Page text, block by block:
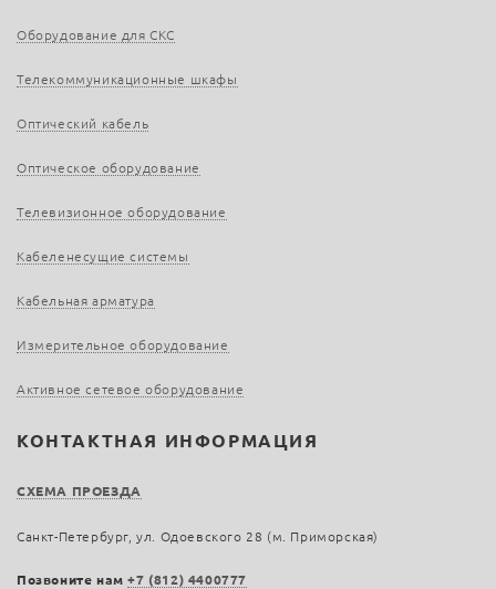
Оборудование для СКС
Телекоммуникационные шкафы
Оптический кабель
Оптическое оборудование
Телевизионное оборудование
Кабеленесущие системы
Кабельная арматура
Измерительное оборудование
Активное сетевое оборудование
КОНТАКТНАЯ ИНФОРМАЦИЯ
СХЕМА ПРОЕЗДА
Санкт-Петербург, ул. Одоевского 28 (м. Приморская)
Позвоните нам+7 (812) 4400777